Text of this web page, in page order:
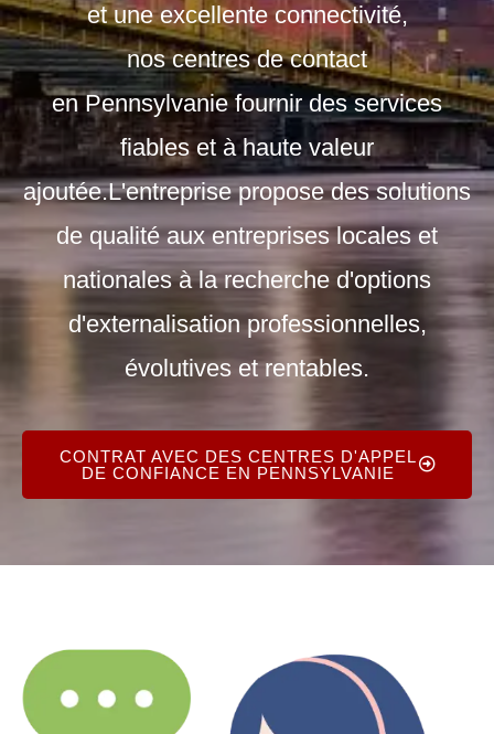
et une excellente connectivité,
noscentres de contact
enPennsylvaniefournir des services
fiables et à haute valeur
ajoutée.L'entreprise propose des solutions
de qualité aux entreprises locales et
nationales à la recherche d'options
d'externalisation professionnelles,
évolutives et rentables.
CONTRAT AVEC DES CENTRES D'APPEL
DE CONFIANCE EN PENNSYLVANIE